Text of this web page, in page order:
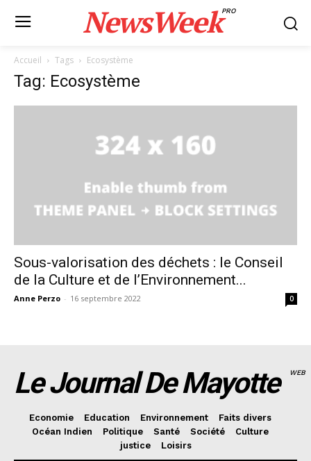
NewsWeekPRO
Accueil Tags Ecosystème
Tag: Ecosystème
Sous-valorisation des déchets : le Conseil
de la Culture et de l’Environnement...
Anne Perzo - 16 septembre 2022 0
Le Journal De Mayotte WEB
Economie Education Environnement
Faits divers
Océan Indien
Politique Santé Société
Culture
justice
Loisirs